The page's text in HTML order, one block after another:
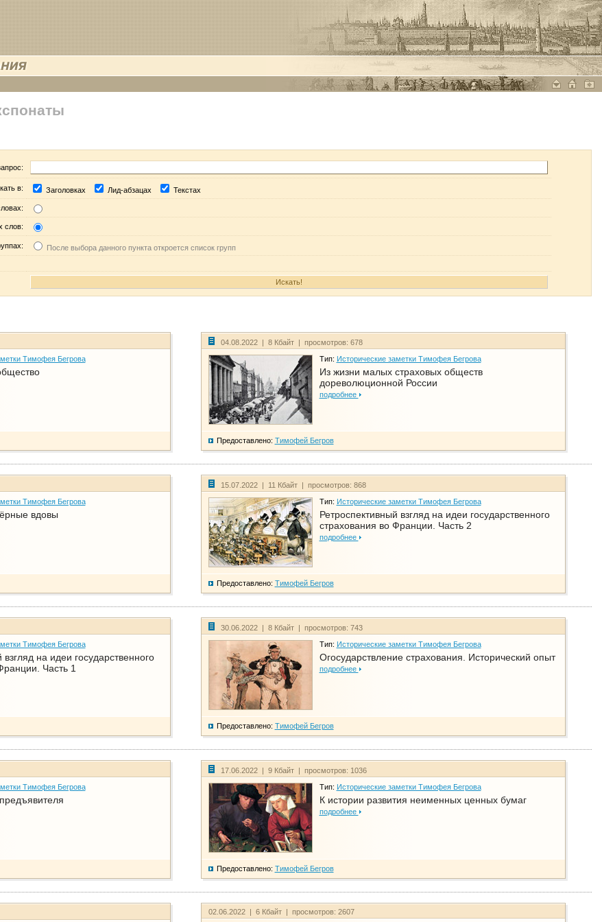
в: Заголовках Лид-абзацах Текстах
слов:
После выбора данного пункта откроется список групп
Тимофея Бегрова
04.08.2022 | 8 Кбайт | просмотров: 678
Тип: Исторические заметки Тимофея Бегрова
Из жизни малых страховых обществ
дореволюционной России
подробнее
Предоставлено: Тимофей Бегров
Тимофея Бегрова
вдовы
15.07.2022 | 11 Кбайт | просмотров: 868
Тип: Исторические заметки Тимофея Бегрова
Ретроспективный взгляд на идеи государственного
страхования во Франции. Часть 2
подробнее
Предоставлено: Тимофей Бегров
Тимофея Бегрова
взгляд на идеи государственного
Часть 1
30.06.2022 | 8 Кбайт | просмотров: 743
Тип: Исторические заметки Тимофея Бегрова
Огосударствление страхования. Исторический опыт
подробнее
Предоставлено: Тимофей Бегров
Тимофея Бегрова
17.06.2022 | 9 Кбайт | просмотров: 1036
Тип: Исторические заметки Тимофея Бегрова
К истории развития неименных ценных бумаг
подробнее
Предоставлено: Тимофей Бегров
02.06.2022 | 6 Кбайт | просмотров: 2607